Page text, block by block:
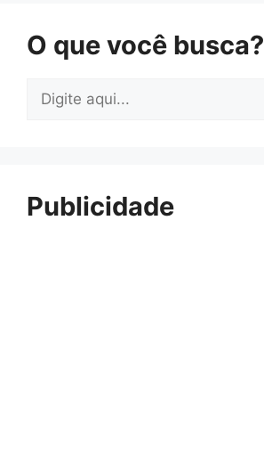
O que você busca?
Pesquisar
Publicidade